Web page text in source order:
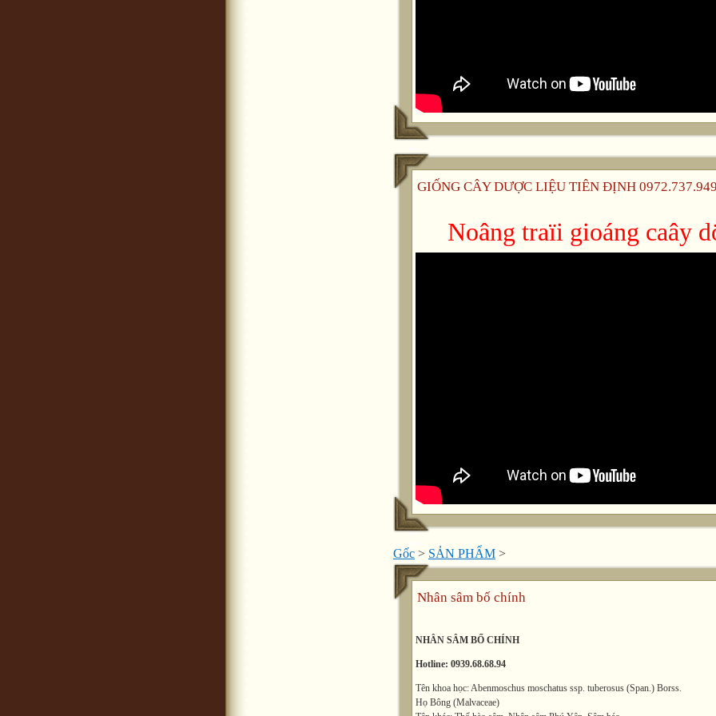
GIỐNG CÂY DƯỢC LIỆU TIÊN ĐỊNH
Noâng traïi gioáng caây
Gốc > SẢN PHẨM >
Nhân sâm bố chính
NHÂN SÂM BỐ CHÍNH
Hotline: 0939.68.68.94
Tên khoa học: Abenmoschus moschatus ssp. tuberosus (Span.) Borss.
Họ Bông (Malvaceae)